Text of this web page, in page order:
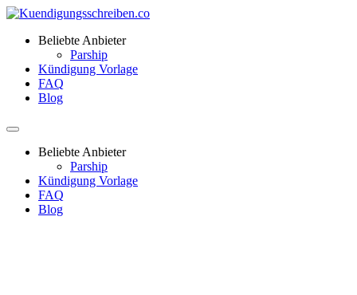
Beliebte Anbieter
Parship
Kündigung Vorlage
FAQ
Blog
Beliebte Anbieter
Parship
Kündigung Vorlage
FAQ
Blog